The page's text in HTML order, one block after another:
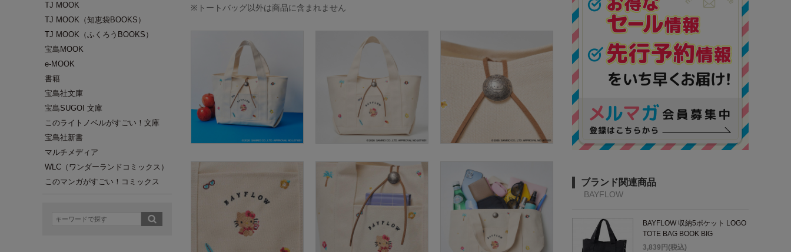
TJ MOOK
TJ MOOK（知恵袋BOOKS）
TJ MOOK（ふくろうBOOKS）
宝島MOOK
e-MOOK
書籍
宝島社文庫
宝島SUGOI 文庫
このライトノベルがすごい！文庫
宝島社新書
マルチメディア
WLC（ワンダーランドコミックス）
このマンガがすごい！コミックス
※トートバッグ以外は商品に含まれません
ブランド関連商品
BAYFLOW
BAYFLOW 収納5ポケット LOGO
TOTE BAG BOOK BIG
3,839円(税込)